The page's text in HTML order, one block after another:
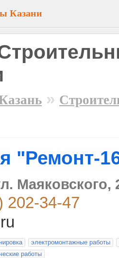
Казани
»
"Ремонт-
Маяковского,
202-34-47
электромонтажные работы
работы